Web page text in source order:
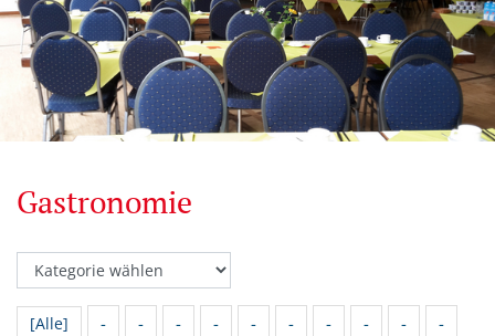
Gastronomie
[Alle] - - - - - - - - -
-